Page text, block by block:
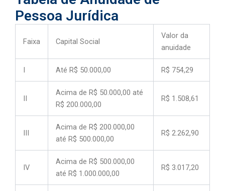
Pessoa Jurídica
Faixa Capital Social
Valor da
anuidade
I Até R$ 50.000,00 R$ 754,29
II
Acima de R$ 50.000,00 até
R$ 200.000,00
R$ 1.508,61
III
Acima de R$ 200.000,00
até R$ 500.000,00
R$ 2.262,90
IV
Acima de R$ 500.000,00
até R$ 1.000.000,00
R$ 3.017,20